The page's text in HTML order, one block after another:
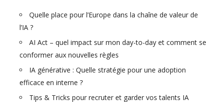
Quelle place pour l’Europe dans la chaîne de valeur de
l’IA ?
AI Act – quel impact sur mon day-to-day et comment se
conformer aux nouvelles règles
IA générative : Quelle stratégie pour une adoption
efficace en interne ?
Tips & Tricks pour recruter et garder vos talents IA